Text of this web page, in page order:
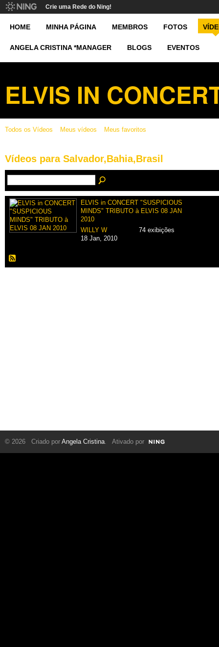
Crie uma Rede do Ning!
HOME MINHA PÁGINA MEMBROS FOTOS
ANGELA CRISTINA *MANAGER BLOGS EVENTOS
ELVIS IN
Todos os Vídeos Meus vídeos Meus favoritos
Vídeos para Salvador,Bahia,Brasil
ELVIS in CONCERT "SUSPICIOUS
MINDS" TRIBUTO à ELVIS 08 JAN
2010
WILLY W
18 Jan, 2010
74 exibições
© 2026 Criado por Angela Cristina . Ativado por